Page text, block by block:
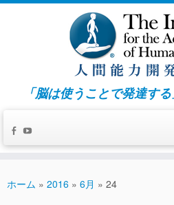
「脳は使うことで発達す
ホーム » 2016 » 6月 » 24